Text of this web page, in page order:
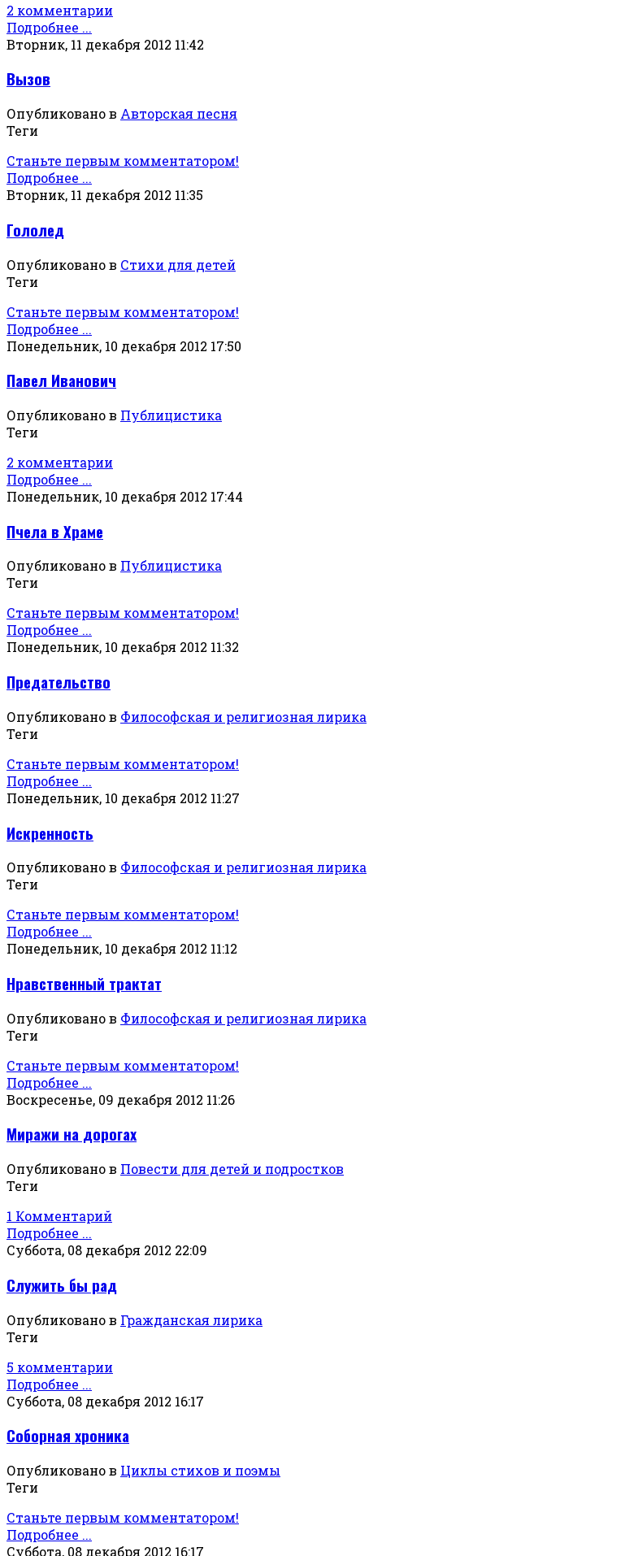
2 комментарии
Подробнее ...
Вторник, 11 декабря 2012 11:42
Вызов
Опубликовано в Авторская песня
Теги
Станьте первым комментатором!
Подробнее ...
Вторник, 11 декабря 2012 11:35
Гололед
Опубликовано в Стихи для детей
Теги
Станьте первым комментатором!
Подробнее ...
Понедельник, 10 декабря 2012 17:50
Павел Иванович
Опубликовано в Публицистика
Теги
2 комментарии
Подробнее ...
Понедельник, 10 декабря 2012 17:44
Пчела в Храме
Опубликовано в Публицистика
Теги
Станьте первым комментатором!
Подробнее ...
Понедельник, 10 декабря 2012 11:32
Предательство
Опубликовано в Философская и религиозная лирика
Теги
Станьте первым комментатором!
Подробнее ...
Понедельник, 10 декабря 2012 11:27
Искренность
Опубликовано в Философская и религиозная лирика
Теги
Станьте первым комментатором!
Подробнее ...
Понедельник, 10 декабря 2012 11:12
Нравственный трактат
Опубликовано в Философская и религиозная лирика
Теги
Станьте первым комментатором!
Подробнее ...
Воскресенье, 09 декабря 2012 11:26
Миражи на дорогах
Опубликовано в Повести для детей и подростков
Теги
1 Комментарий
Подробнее ...
Суббота, 08 декабря 2012 22:09
Служить бы рад
Опубликовано в Гражданская лирика
Теги
5 комментарии
Подробнее ...
Суббота, 08 декабря 2012 16:17
Соборная хроника
Опубликовано в Циклы стихов и поэмы
Теги
Станьте первым комментатором!
Подробнее ...
Суббота, 08 декабря 2012 16:17